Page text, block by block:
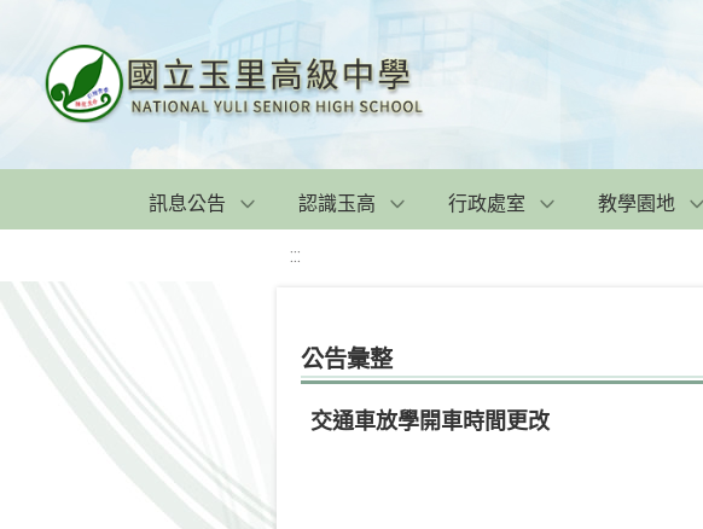
訊息公告 認識玉高 行政處室 教學園地
:::
公告彙整
交通車放學開車時間更改